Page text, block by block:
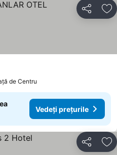
Distribuiți
prețurile
de Centru
Vedeți prețurile
Distribuiți